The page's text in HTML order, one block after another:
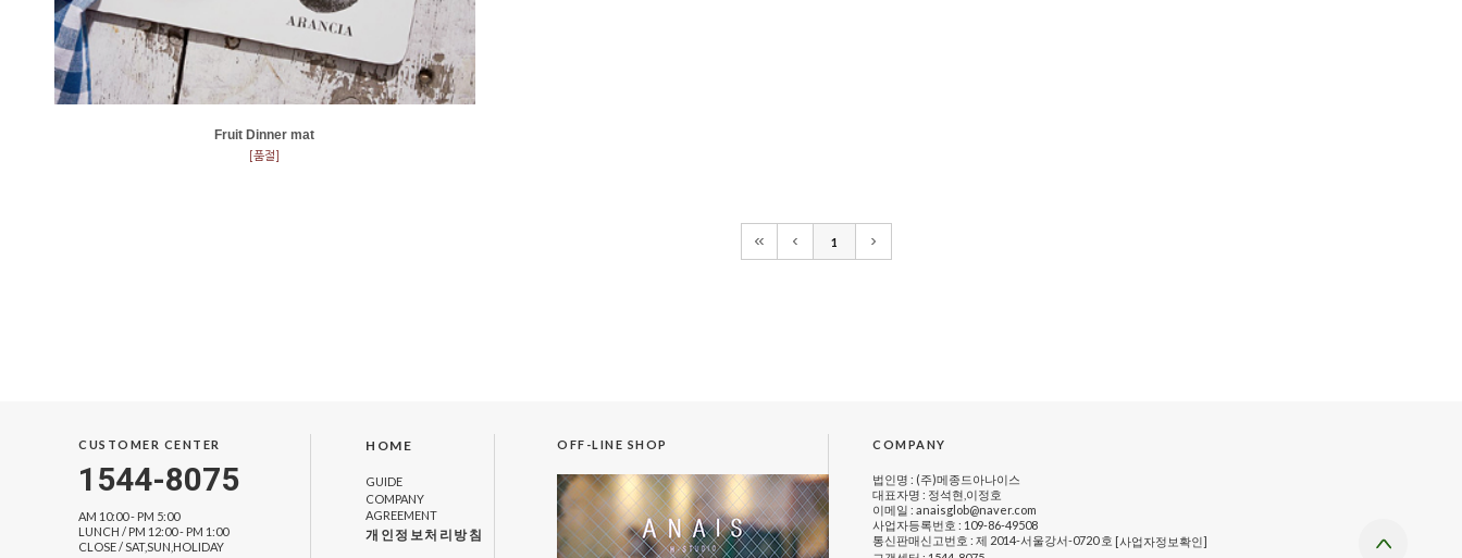
Fruit Dinner mat
[품절]
1
CUSTOMER CENTER
1544-8075
AM 10:00 - PM 5:00
LUNCH / PM 12:00 - PM 1:00
CLOSE / SAT,SUN,HOLIDAY
HOME
GUIDE
COMPANY
AGREEMENT
개인정보처리방침
OFF-LINE SHOP COMPANY
법인명 : (주)메종드아나이스
대표자명 : 정석현,이정호
이메일 : anaisglob@naver.com
사업자등록번호 : 109-86-49508
통신판매신고번호 : 제 2014-서울강서-0720 호 [사업자정보확인]